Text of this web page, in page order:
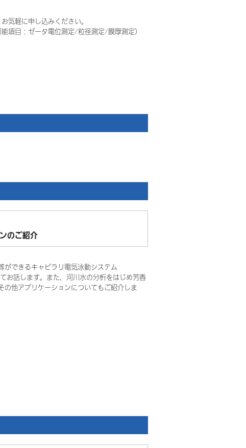
気軽に申し込みください。
項目：ゼータ電位測定/粒径測定/膜厚測定）
のご紹介
ができるキャピラリ電気泳動システム
話します。また、河川水の分析をはじめ芳香
他アプリケーションについてもご紹介しま